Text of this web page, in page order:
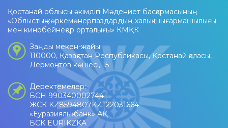
Қостанай облысы әкімдігі Мәдениет басқармасының
«Облыстық көркемөнерпаздардың халық шығармашылығы
мен кинобейнеқор орталығы» КМҚК
Заңды мекен-жайы:
110000, Қазақстан Республикасы, Қостанай қаласы,
Лермонтов көшесі, 15
Деректемелер:
БСН 990340002744
ЖСК KZ8594807KZT22031664
«Еуразиялық банк» АҚ
БСК EURIKZKA